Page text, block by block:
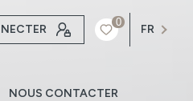
0
FR
NOUS CONTACTER